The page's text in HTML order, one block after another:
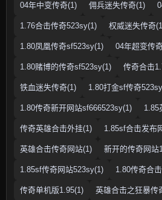
04年中变传奇(1) 佣兵迷失传奇(1)
1.76合击传奇523sy(1) 权威迷失传奇
1.80凤凰传奇sf523sy(1) 04年超变传
1.80赌博的传奇sf523sy(1) 传奇合击
铁血迷失传奇(1) 1.80打金sf传奇
1.80传奇新开网站sf666523sy(1) 1.85
传奇英雄合击外挂(1) 1.85sf合击发布
英雄合击传奇网站(1) 新开的传奇网站
1.85sf传奇网站523sy(1) 1.80传奇合
传奇单机版1.95(1) 英雄合击之狂暴传